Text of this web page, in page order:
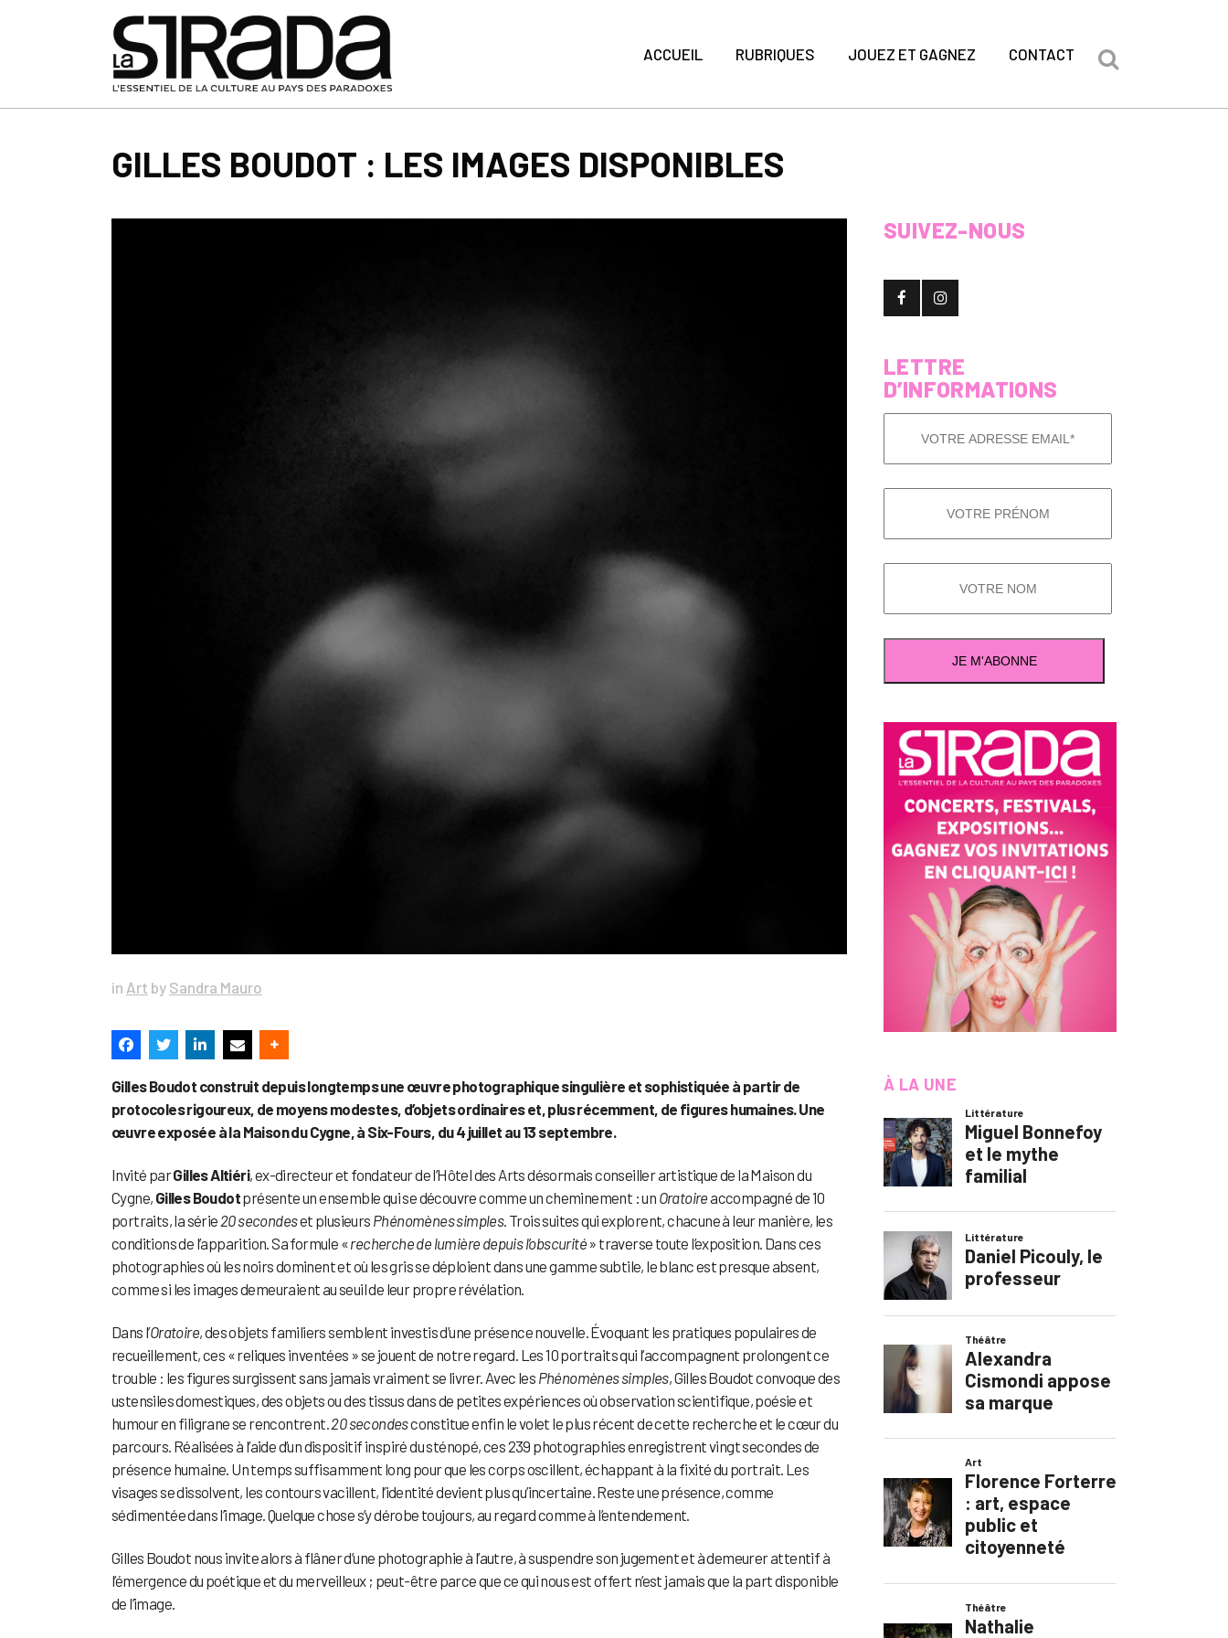
ACCUEIL RUBRIQUES JOUEZ ET GAGNEZ CONTACT
GILLES BOUDOT : LES IMAGES DISPONIBLES
in Art by Sandra Mauro
Gilles Boudot construit depuis longtemps une œuvre photographique singulière et sophistiquée à partir de
protocoles rigoureux, de moyens modestes, d’objets ordinaires et, plus récemment, de figures humaines. Une
œuvre exposée à la Maison du Cygne, à Six-Fours, du 4 juillet au 13 septembre.
Invité parGilles Altiéri, ex-directeur et fondateur de l’Hôtel des Arts désormais conseiller artistique de la Maison du
Cygne, Gilles Boudotprésente un ensemble qui se découvre comme un cheminement : un Oratoireaccompagné de 10
portraits, la série 20 secondeset plusieurs Phénomènes simples. Trois suites qui explorent, chacune à leur manière, les
conditions de l’apparition. Sa formule «recherche de lumière depuis l’obscurité » traverse toute l’exposition. Dans ces
photographies où les noirs dominent et où les gris se déploient dans une gamme subtile, le blanc est presque absent,
comme si les images demeuraient au seuil de leur propre révélation.
Dans l’Oratoire, des objets familiers semblent investis d’une présence nouvelle. Évoquant les pratiques populaires de
recueillement, ces « reliques inventées » se jouent de notre regard. Les 10 portraits qui l’accompagnent prolongent ce
trouble : les figures surgissent sans jamais vraiment se livrer. Avec les Phénomènes simples, Gilles Boudot convoque des
ustensiles domestiques, des objets ou des tissus dans de petites expériences où observation scientifique, poésie et
humour en filigrane se rencontrent.20 secondesconstitue enfin le volet le plus récent de cette recherche et le cœur du
parcours. Réalisées à l’aide d’un dispositif inspiré du sténopé, ces 239 photographies enregistrent vingt secondes de
présence humaine. Un temps suffisamment long pour que les corps oscillent, échappant à la fixité du portrait. Les
visages se dissolvent, les contours vacillent, l’identité devient plus qu’incertaine. Reste une présence, comme
sédimentée dans l’image. Quelque chose s’y dérobe toujours, au regard comme à l’entendement.
Gilles Boudot nous invite alors à flâner d’une photographie à l’autre, à suspendre son jugement et à demeurer attentif à
l’émergence du poétique et du merveilleux ; peut-être parce que ce qui nous est offert n’est jamais que la part disponible
de l’image.
SUIVEZ-NOUS
LETTRE
D’INFORMATIONS
À LA UNE